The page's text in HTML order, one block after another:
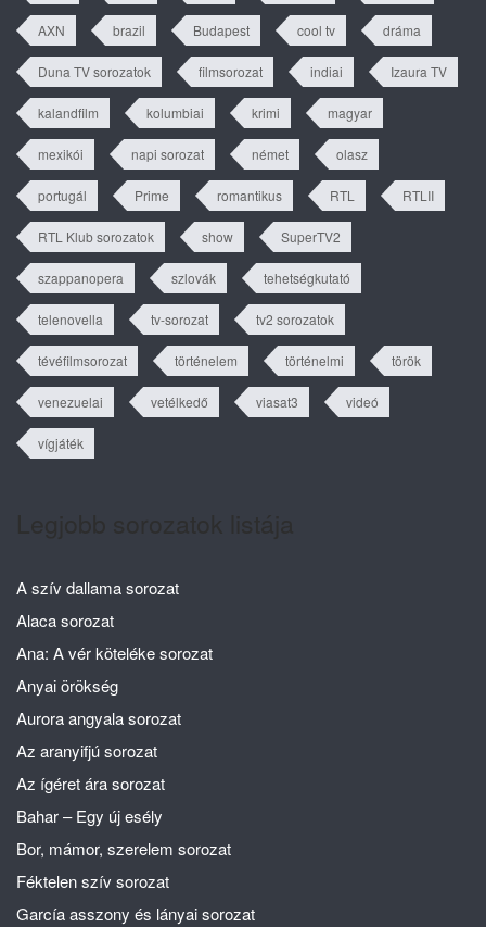
AXN brazil Budapest cool tv dráma
Duna TV sorozatok filmsorozat indiai Izaura TV
kalandfilm kolumbiai krimi magyar
mexikói napi sorozat német olasz
portugál Prime romantikus RTL RTLII
RTL Klub sorozatok show SuperTV2
szappanopera szlovák tehetségkutató
telenovella tv-sorozat tv2 sorozatok
tévéfilmsorozat történelem történelmi török
venezuelai vetélkedő viasat3 videó
vígjáték
A szív dallama sorozat
Alaca sorozat
Ana: A vér köteléke sorozat
Anyai örökség
Aurora angyala sorozat
Az aranyifjú sorozat
Az ígéret ára sorozat
Bahar – Egy új esély
Bor, mámor, szerelem sorozat
Féktelen szív sorozat
García asszony és lányai sorozat